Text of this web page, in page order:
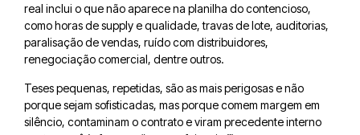
real inclui o que não aparece na planilha do contencioso,
como horas de supply e qualidade, travas de lote, auditorias,
paralisação de vendas, ruído com distribuidores,
renegociação comercial, dentre outros.
Teses pequenas, repetidas, são as mais perigosas e não
porque sejam sofisticadas, mas porque comem margem em
silêncio, contaminam o contrato e viram precedente interno